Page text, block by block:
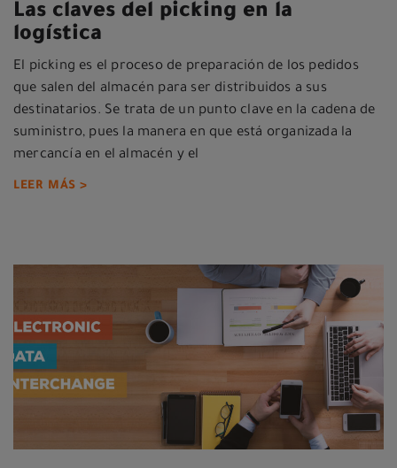
Las claves del picking en la
logística
El picking es el proceso de preparación de los pedidos
que salen del almacén para ser distribuidos a sus
destinatarios. Se trata de un punto clave en la cadena de
suministro, pues la manera en que está organizada la
mercancía en el almacén y el
LEER MÁS >